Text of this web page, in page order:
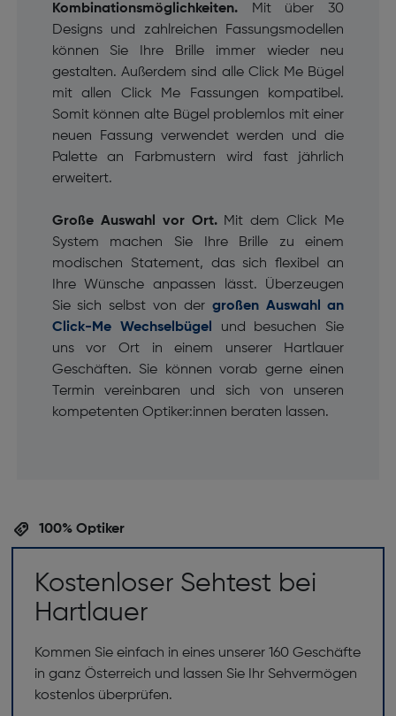
Kombinationsmöglichkeiten.
Mit über 30
Designs und zahlreichen Fassungsmodellen
können Sie Ihre Brille immer wieder neu
gestalten. Außerdem sind alle Click Me Bügel
mit allen Click Me Fassungen kompatibel.
Somit können alte Bügel problemlos mit einer
neuen Fassung verwendet werden und die
Palette an Farbmustern wird fast jährlich
erweitert.
Große Auswahl vor Ort. Mit dem Click Me
System machen Sie Ihre Brille zu einem
modischen Statement, das sich flexibel an
Ihre Wünsche anpassen lässt. Überzeugen
Sie sich selbst von der großen Auswahl an
Click-Me Wechselbügel
und besuchen Sie
uns vor Ort in einem unserer Hartlauer
Geschäften. Sie können vorab gerne einen
Termin vereinbaren und sich von unseren
kompetenten Optiker:innen beraten lassen.
100% Optiker
Kostenloser Sehtest bei
Hartlauer
Kommen Sie einfach in eines unserer 160 Geschäfte
in ganz Österreich und lassen Sie Ihr Sehvermögen
kostenlos überprüfen.